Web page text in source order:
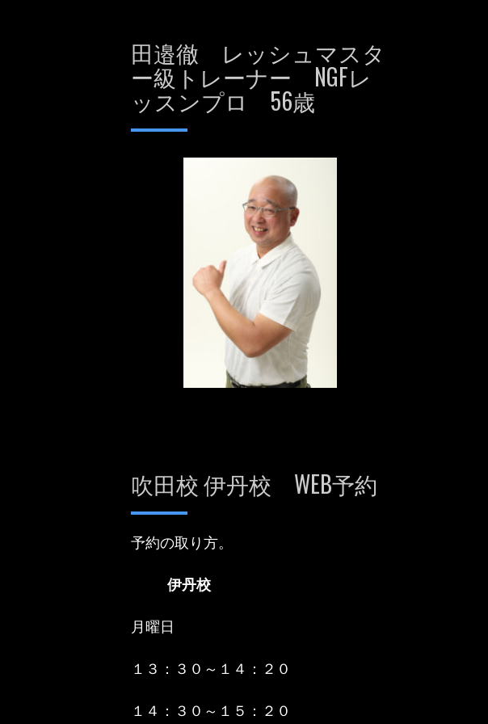
田邉徹 レッシュマスタ
ー級トレーナー NGFレ
ッスンプロ 56歳
吹田校 伊丹校 WEB予約
予約の取り方。
伊丹校
月曜日
１３：３０～１４：２０
１４：３０～１５：２０